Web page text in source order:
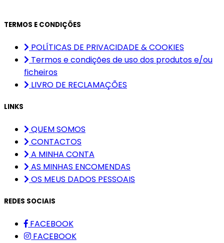
TERMOS E CONDIÇÕES
POLÍTICAS DE PRIVACIDADE & COOKIES
Termos e condições de uso dos produtos e/ou
ficheiros
LIVRO DE RECLAMAÇÕES
LINKS
QUEM SOMOS
CONTACTOS
A MINHA CONTA
AS MINHAS ENCOMENDAS
OS MEUS DADOS PESSOAIS
REDES SOCIAIS
FACEBOOK
FACEBOOK